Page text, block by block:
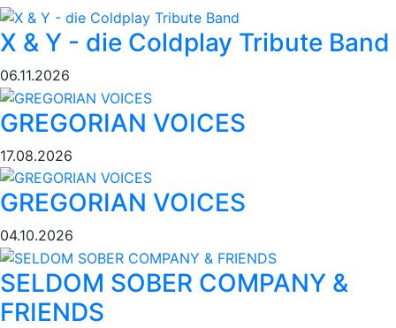
X & Y - die Coldplay Tribute Band
06.11.2026
GREGORIAN VOICES
17.08.2026
GREGORIAN VOICES
04.10.2026
SELDOM SOBER COMPANY &
FRIENDS